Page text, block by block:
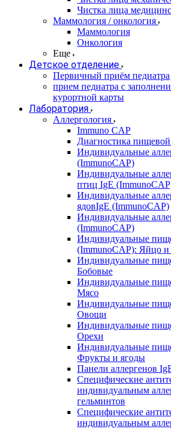
Чистка лица
Маммология / онкология
Маммология
Онкология
Еще
Детское отделение
Первичный приём педиатра
прием педиатра с
курортной карты
Лаборатория
Аллергология
Immuno CAP
Диагностика
Индивидуальные
(ImmunoCAP)
Индивидуальные
птиц IgE
Индивидуальные
ядовIgE (ImmunoCAP)
Индивидуальные
(ImmunoCAP)
Индивидуальные
(ImmunoCAP): Яйцо
Индивидуальные
Бобовые
Индивидуальные
Мясо
Индивидуальные
Овощи
Индивидуальные
Орехи
Индивидуальные
Фрукты и ягоды
Панели аллергенов
Специфические
индивидуальным
гельминтов
Специфические
индивидуальным